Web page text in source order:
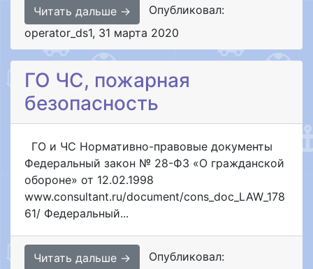
Читать дальше →
Опубликовал:
operator_ds1, 31 марта 2020
ГО ЧС, пожарная
безопасность
ГО и ЧС Нормативно-правовые документы
Федеральный закон № 28-ФЗ «О гражданской
обороне» от 12.02.1998
www.consultant.ru/document/cons_doc_LAW_178
61/ Федеральный...
Читать дальше → Опубликовал: